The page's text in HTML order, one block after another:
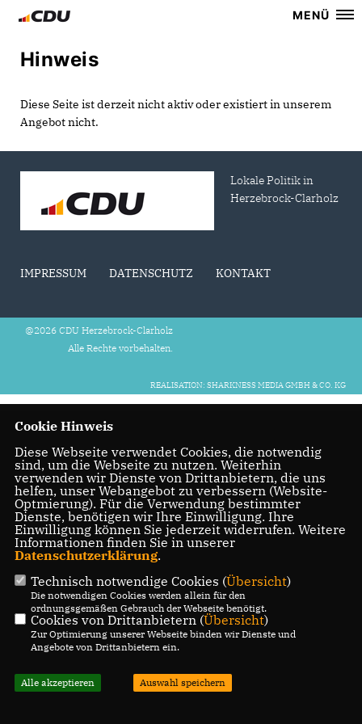
MENÜ
Hinweis
Diese Seite ist derzeit nicht aktiv oder existiert in unserem
Angebot nicht.
Lokale Politik in
Herzebrock-Clarholz
IMPRESSUM DATENSCHUTZ KONTAKT
@2026 CDU Herzebrock-Clarholz
Alle Rechte vorbehalten.
REALISATION: SHARKNESS MEDIA GMBH & CO. KG
Cookie Hinweis
Diese Webseite verwendet Cookies, die notwendig
sind, um die Webseite zu nutzen. Weiterhin
verwenden wir Dienste von Drittanbietern, die uns
helfen, unser Webangebot zu verbessern (Website-
Optmierung). Für die Verwendung bestimmter
Dienste, benötigen wir Ihre Einwilligung. Ihre
Einwilligung können Sie jederzeit widerrufen. Weitere
Informationen finden Sie in unserer
Datenschutzerklärung.
Technisch notwendige Cookies (Übersicht)
Die notwendigen Cookies werden allein für den
ordnungsgemäßen Gebrauch der Webseite benötigt.
Cookies von Drittanbietern (Übersicht)
Zur Optimierung unserer Webseite binden wir Dienste und
Angebote von Drittanbietern ein.
Alle akzeptieren Auswahl speichern